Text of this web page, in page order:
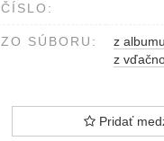
ČÍSLO:
ZO SÚBORU:
z
z
Pridať